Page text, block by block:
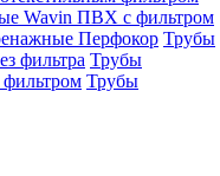
Wavin ПВХ с фильтром
Перфокор Трубы
фильтра Трубы
Трубы